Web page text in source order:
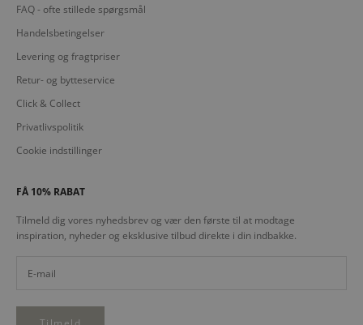
FAQ - ofte stillede spørgsmål
Handelsbetingelser
Levering og fragtpriser
Retur- og bytteservice
Click & Collect
Privatlivspolitik
Cookie indstillinger
FÅ 10% RABAT
Tilmeld dig vores nyhedsbrev og vær den første til at modtage
inspiration, nyheder og eksklusive tilbud direkte i din indbakke.